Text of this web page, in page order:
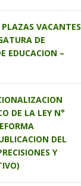
VACANTES
DE
EDUCACION –
DE LA LEY N°
DEL
Y